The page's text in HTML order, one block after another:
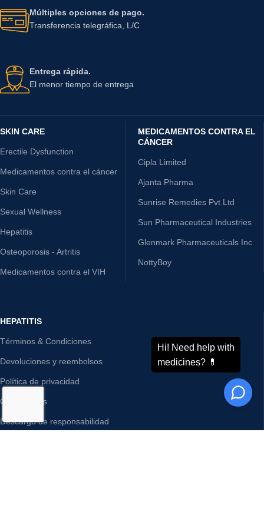
Múltiples opciones de pago.
Transferencia telegráfica, L/C
Entrega rápida.
El menor tiempo de entrega
SKIN CARE
Erectile Dysfunction
Medicamentos contra el cáncer
Skin Care
Sexual Wellness
Hepatitis
Osteoporosis - Artritis
Medicamentos contra el VIH
MEDICAMENTOS CONTRA EL
CÁNCER
Cipla Limited
Ajanta Pharma
Sunrise Remedies Pvt Ltd
Sun Pharmaceutical Industries
Glenmark Pharmaceuticals Inc
NottyBoy
HEPATITIS
Términos & Condiciones
Devoluciones y reembolsos
Política de privacidad
Contáctanos
Descargo de responsabilidad